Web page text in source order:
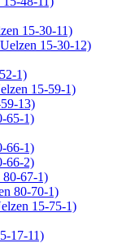
15-30-11)
15-30-12)
1)
15-59-1)
13)
65-1)
66-1)
66-2)
67-1)
80-70-1)
15-75-1)
17-11)